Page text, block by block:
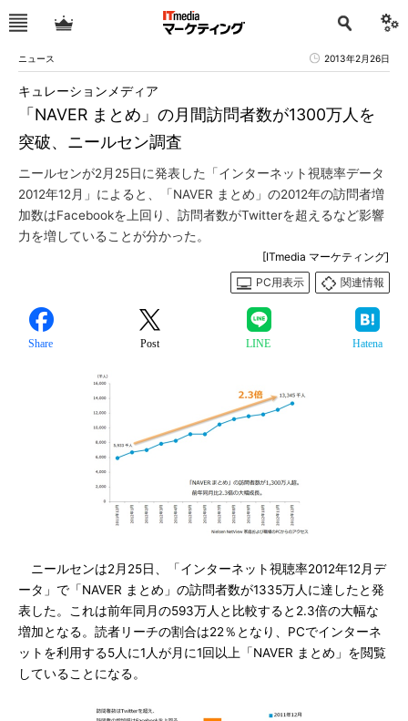
ニュース 2013年2月26日
「NAVER まとめ」の月間訪問者数が1300万人を
突破、ニールセン調査
キュレーションメディア
ニールセンが2月25日に発表した「インターネット視聴率データ
2012年12月」によると、「NAVER まとめ」の2012年の訪問者増
加数はFacebookを上回り、訪問者数がTwitterを超えるなど影響
力を増していることが分かった。
[ITmedia マーケティング]
PC用表示
関連情報
Share Post LINE Hatena
ニールセンは2月25日、「インターネット視聴率2012年12月デ
ータ」で「NAVER まとめ」の訪問者数が1335万人に達したと発
表した。これは前年同月の593万人と比較すると2.3倍の大幅な
増加となる。読者リーチの割合は22％となり、PCでインターネ
ットを利用する5人に1人が月に1回以上「NAVER まとめ」を閲覧
していることになる。